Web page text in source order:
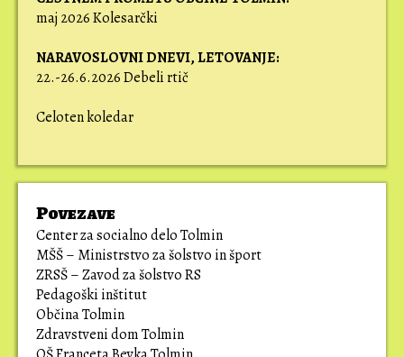
maj 2026 Kolesarčki
NARAVOSLOVNI DNEVI,LETOVANJE:
22.-26.6.2026 Debeli rtič
Celoten koledar
Povezave
Center za socialno delo Tolmin
MŠŠ – Ministrstvo za šolstvo in šport
ZRSŠ – Zavod za šolstvo RS
Pedagoški inštitut
Občina Tolmin
Zdravstveni dom Tolmin